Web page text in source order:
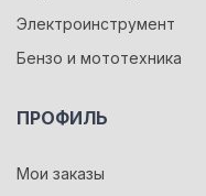
Электроинструмент
Бензо и мототехника
ПРОФИЛЬ
Мои заказы